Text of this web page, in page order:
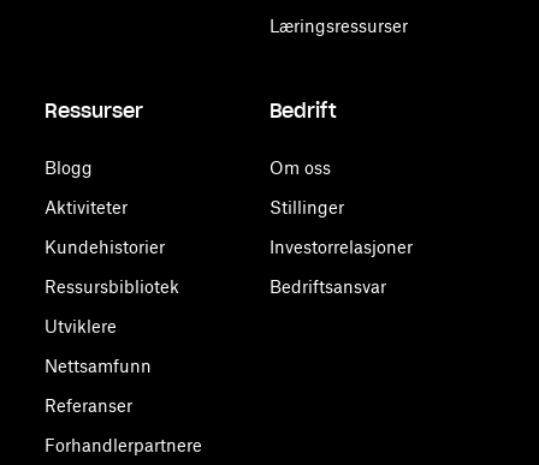
Læringsressurser
Ressurser
Blogg
Aktiviteter
Kundehistorier
Ressursbibliotek
Utviklere
Nettsamfunn
Referanser
Forhandlerpartnere
Bedrift
Om oss
Stillinger
Investorrelasjoner
Bedriftsansvar